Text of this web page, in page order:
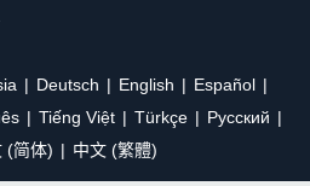
Deutsch English
Español
Tiếng Việt Türkçe
Ρусский
(简体) 中文 (繁體)